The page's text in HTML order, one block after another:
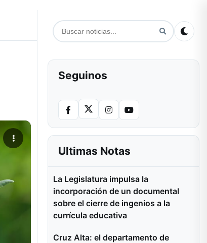
Seguinos
Ultimas Notas
La Legislatura impulsa la
incorporación de un documental
sobre el cierre de ingenios a la
currícula educativa
Cruz Alta: el departamento de